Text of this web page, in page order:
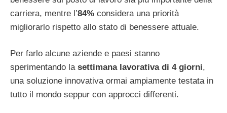
carriera, mentre l’84% considera una priorità
migliorarlo rispetto allo stato di benessere attuale.
Per farlo alcune aziende e paesi stanno
sperimentando la settimana lavorativa di 4 giorni,
una soluzione innovativa ormai ampiamente testata in
tutto il mondo seppur con approcci differenti.